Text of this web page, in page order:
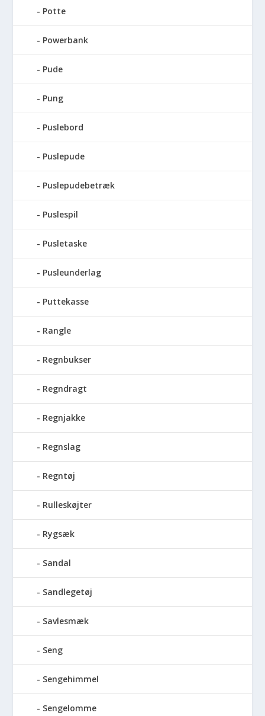
Potte
Powerbank
Pude
Pung
Puslebord
Puslepude
Puslepudebetræk
Puslespil
Pusletaske
Pusleunderlag
Puttekasse
Rangle
Regnbukser
Regndragt
Regnjakke
Regnslag
Regntøj
Rulleskøjter
Rygsæk
Sandal
Sandlegetøj
Savlesmæk
Seng
Sengehimmel
Sengelomme